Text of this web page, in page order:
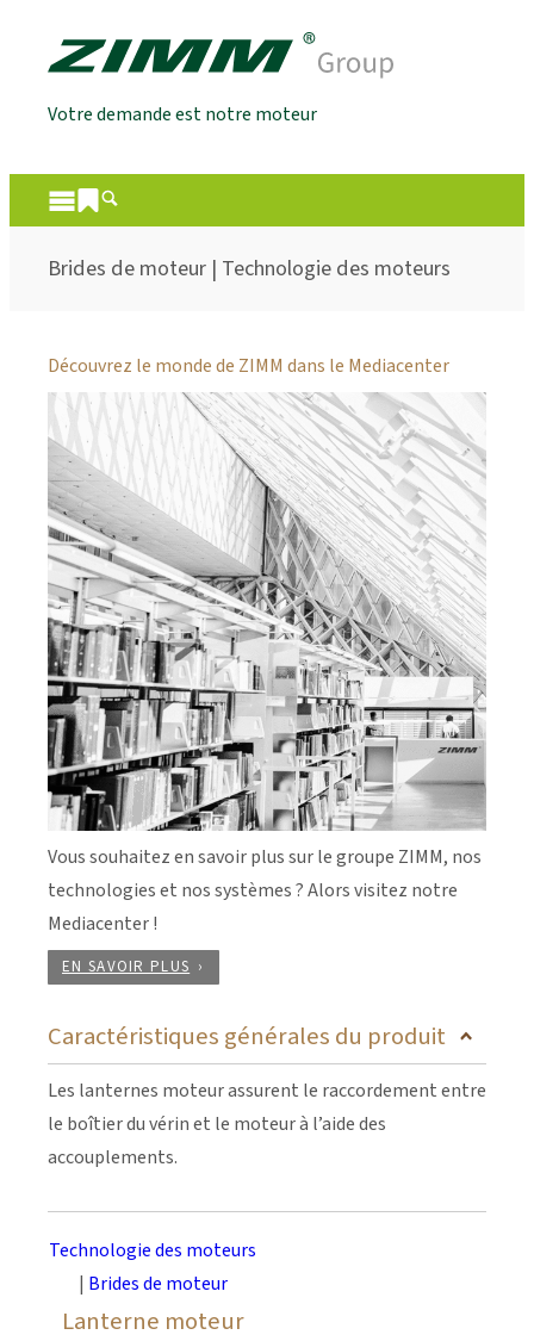
Votre demande est notre moteur
Brides de moteur | Technologie des moteurs
Découvrez le monde de ZIMM dans le Mediacenter
Vous souhaitez en savoir plus sur le groupe ZIMM, nos
technologies et nos systèmes ? Alors visitez notre
Mediacenter !
EN SAVOIR PLUS
Caractéristiques générales du produit
Les lanternes moteur assurent le raccordement entre
le boîtier du vérin et le moteur à l’aide des
accouplements.
Technologie des moteurs
| Brides de moteur
Lanterne moteur